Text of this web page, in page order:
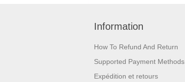
Information
How To Refund And Return
Supported Payment Methods
Expédition et retours